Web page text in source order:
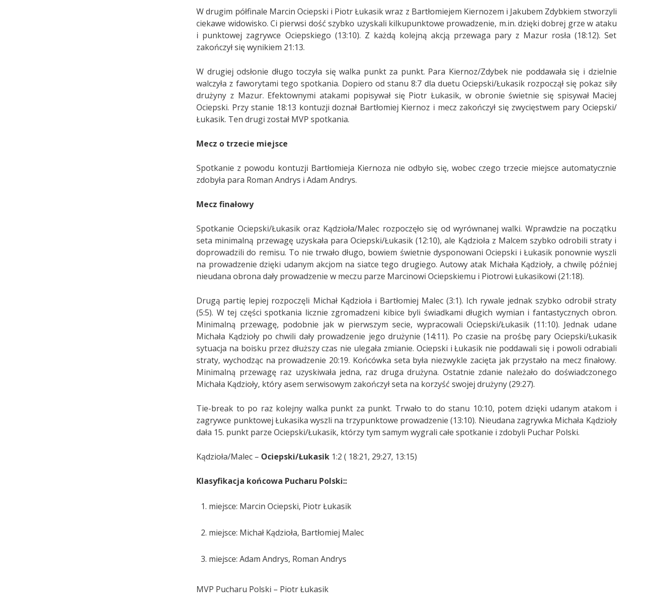
W drugim półfinale Marcin Ociepski i Piotr Łukasik wraz z Bartłomiejem Kiernozem i Jakubem Zdybkiem stworzyli
ciekawe widowisko. Ci pierwsi dość szybko uzyskali kilkupunktowe prowadzenie, m.in. dzięki dobrej grze w ataku
i punktowej zagrywce Ociepskiego (13:10). Z każdą kolejną akcją przewaga pary z Mazur rosła (18:12). Set
zakończył się wynikiem 21:13.
W drugiej odsłonie długo toczyła się walka punkt za punkt. Para Kiernoz/Zdybek nie poddawała się i dzielnie
walczyła z faworytami tego spotkania. Dopiero od stanu 8:7 dla duetu Ociepski/Łukasik rozpoczął się pokaz siły
drużyny z Mazur. Efektownymi atakami popisywał się Piotr Łukasik, w obronie świetnie się spisywał Maciej
Ociepski. Przy stanie 18:13 kontuzji doznał Bartłomiej Kiernoz i mecz zakończył się zwycięstwem pary Ociepski/
Łukasik. Ten drugi został MVP spotkania.
Mecz o trzecie miejsce
Spotkanie z powodu kontuzji Bartłomieja Kiernoza nie odbyło się, wobec czego trzecie miejsce automatycznie
zdobyła para Roman Andrys i Adam Andrys.
Mecz finałowy
Spotkanie Ociepski/Łukasik oraz Kądzioła/Malec rozpoczęło się od wyrównanej walki. Wprawdzie na początku
seta minimalną przewagę uzyskała para Ociepski/Łukasik (12:10), ale Kądzioła z Malcem szybko odrobili straty i
doprowadzili do remisu. To nie trwało długo, bowiem świetnie dysponowani Ociepski i Łukasik ponownie wyszli
na prowadzenie dzięki udanym akcjom na siatce tego drugiego. Autowy atak Michała Kądzioły, a chwilę później
nieudana obrona dały prowadzenie w meczu parze Marcinowi Ociepskiemu i Piotrowi Łukasikowi (21:18).
Drugą partię lepiej rozpoczęli Michał Kądzioła i Bartłomiej Malec (3:1). Ich rywale jednak szybko odrobił straty
(5:5). W tej części spotkania licznie zgromadzeni kibice byli świadkami długich wymian i fantastycznych obron.
Minimalną przewagę, podobnie jak w pierwszym secie, wypracowali Ociepski/Łukasik (11:10). Jednak udane
Michała Kądzioły po chwili dały prowadzenie jego drużynie (14:11). Po czasie na prośbę pary Ociepski/Łukasik
sytuacja na boisku przez dłuższy czas nie ulegała zmianie. Ociepski i Łukasik nie poddawali się i powoli odrabiali
straty, wychodząc na prowadzenie 20:19. Końcówka seta była niezwykle zacięta jak przystało na mecz finałowy.
Minimalną przewagę raz uzyskiwała jedna, raz druga drużyna. Ostatnie zdanie należało do doświadczonego
Michała Kądzioły, który asem serwisowym zakończył seta na korzyść swojej drużyny (29:27).
Tie-break to po raz kolejny walka punkt za punkt. Trwało to do stanu 10:10, potem dzięki udanym atakom i
zagrywce punktowej Łukasika wyszli na trzypunktowe prowadzenie (13:10). Nieudana zagrywka Michała Kądzioły
dała 15. punkt parze Ociepski/Łukasik, którzy tym samym wygrali całe spotkanie i zdobyli Puchar Polski.
Kądzioła/Malec – Ociepski/Łukasik 1:2 ( 18:21, 29:27, 13:15)
Klasyfikacja końcowa Pucharu Polski::
miejsce: Marcin Ociepski, Piotr Łukasik
miejsce: Michał Kądzioła, Bartłomiej Malec
miejsce: Adam Andrys, Roman Andrys
MVP Pucharu Polski – Piotr Łukasik